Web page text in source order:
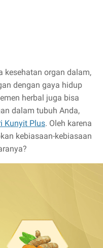
kesehatan organ dalam,
dengan gaya hidup
herbal juga bisa
dalam tubuh Anda,
Kunyit Plus. Oleh karena
kebiasaan-kebiasaan